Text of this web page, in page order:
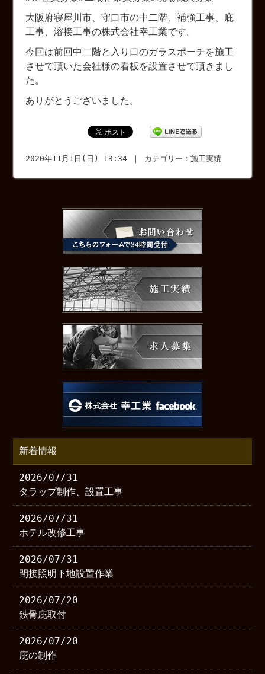
大阪府寝屋川市、守口市の中二階、補強工事、庇
工事、溶接工事の株式会社幸工業です。
今回は前回中二階と入り口のガラスポーチを施工
させて頂いた会社様の看板を設置させて頂きまし
た。
ありがとうございました。
2020年11月1日(日) 13:34 ｜ カテゴリー：施工実績
新着情報
2026/07/31
タラップ制作、設置工事
2026/07/31
ホテル改修工事
2026/07/31
間接照明下地設置作業
2026/07/20
鉄骨庇取付
2026/07/20
庇の制作